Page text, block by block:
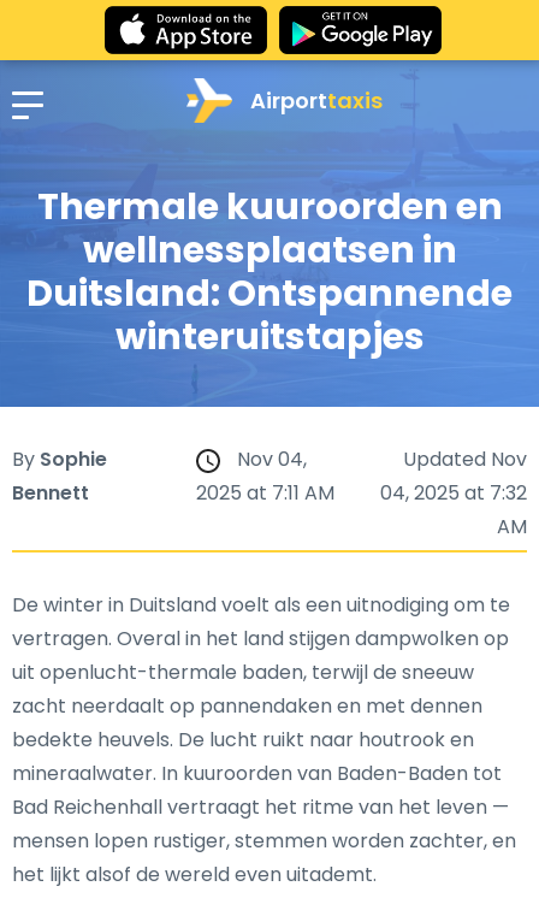
Airporttaxis
Thermale kuuroorden en
wellnessplaatsen in
Duitsland: Ontspannende
winteruitstapjes
By Sophie
Bennett
Nov 04,
2025 at 7:11 AM
Updated Nov
04, 2025 at 7:32
AM
De winter in Duitsland voelt als een uitnodiging om te
vertragen. Overal in het land stijgen dampwolken op
uit openlucht-thermale baden, terwijl de sneeuw
zacht neerdaalt op pannendaken en met dennen
bedekte heuvels. De lucht ruikt naar houtrook en
mineraalwater. In kuuroorden van Baden-Baden tot
Bad Reichenhall vertraagt het ritme van het leven —
mensen lopen rustiger, stemmen worden zachter, en
het lijkt alsof de wereld even uitademt.